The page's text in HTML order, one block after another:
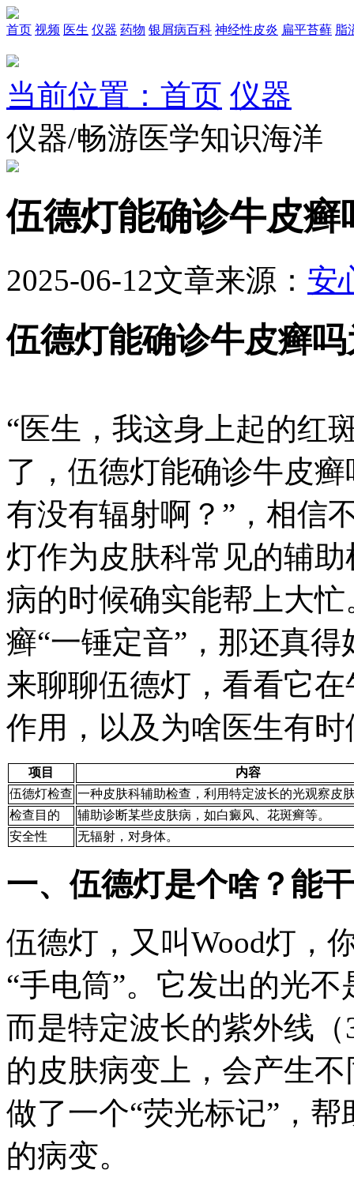
首页 视频 医生 仪器 药物 银屑病百科 神经性皮炎 扁平苔藓 脂
当前位置：首页 仪器
仪器/畅游医学知识海洋
伍德灯能确诊牛皮癣
2025-06-12文章来源： 安
伍德灯能确诊牛皮癣
“医生，我这身上起的红
了，伍德灯能确诊牛皮
有没有辐射啊？”，相信
灯作为皮肤科常见的辅
病的时候确实能帮上大
癣“一锤定音”，那还真
来聊聊伍德灯，看看它
作用，以及为啥医生有
项目
内容
伍德灯检查 一种皮肤科辅助检查，利用特定波长的光观察皮
检查目的
辅助诊断某些皮肤病，如白癜风、花斑癣等。
安全性
无辐射，对身体。
一、伍德灯是个啥？能
伍德灯，又叫Wood灯，
“手电筒”。它发出的光
而是特定波长的紫外线
的皮肤病变上，会产生
做了一个“荧光标记”，
的病变。